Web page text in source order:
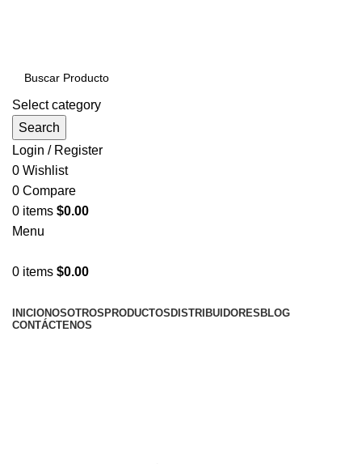
Select category
Search
Login / Register
0 Wishlist
0 Compare
0 items $0.00
Menu
0 items $0.00
INICIONOSOTROS PRODUCTOS DISTRIBUIDORES BLOG
CONTÁCTENOS